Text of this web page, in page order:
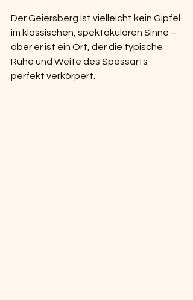
Der Geiersberg ist vielleicht kein Gipfel
im klassischen, spektakulären Sinne –
aber er ist ein Ort, der die typische
Ruhe und Weite des Spessarts
perfekt verkörpert.